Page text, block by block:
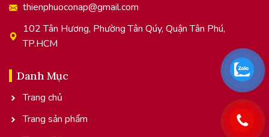
thienphuoconap@gmail.com
102 Tân Hương, Phường Tân Qúy, Quận Tân Phú,
TP.HCM
Danh Mục
Trang chủ
Trang sản phẩm